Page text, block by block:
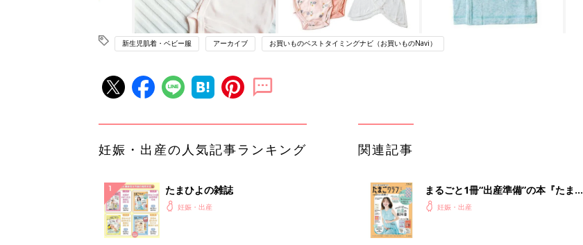
新生児肌着・ベビー服 アーカイブ お買いものベストタイミングナビ（お買いものNavi）
妊娠・出産の人気記事ランキング
たまひよの雑誌
妊娠・出産
関連記事
まるごと1冊“出産準備”の本『たまご
クラブ 夏号』〈スペシャル大特集〉
妊娠・出産